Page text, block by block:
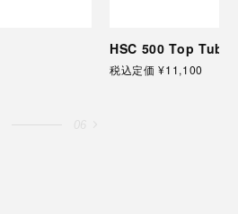
HSC 500 Top Tube
税込定価 ¥11,100